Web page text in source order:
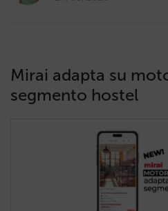
Mirai adapta su
segmento hostel